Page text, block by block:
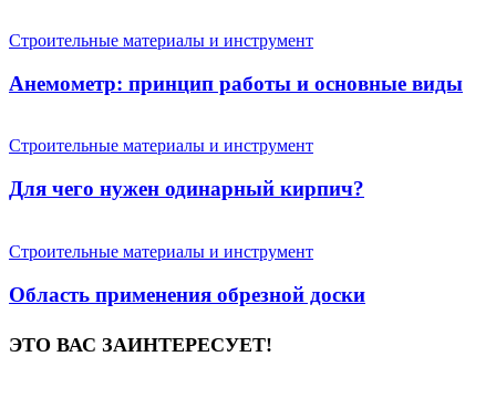
Строительные материалы и инструмент
Анемометр: принцип работы и основные виды
Строительные материалы и инструмент
Для чего нужен одинарный кирпич?
Строительные материалы и инструмент
Область применения обрезной доски
ЭТО ВАС ЗАИНТЕРЕСУЕТ!